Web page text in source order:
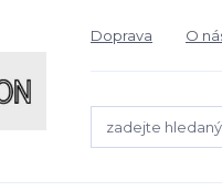
Doprava O